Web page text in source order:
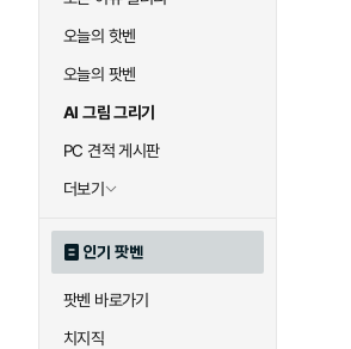
오늘의 핫벤
오늘의 팟벤
AI 그림 그리기
PC 견적 게시판
더보기
인기 팟벤
팟벤 바로가기
치지직